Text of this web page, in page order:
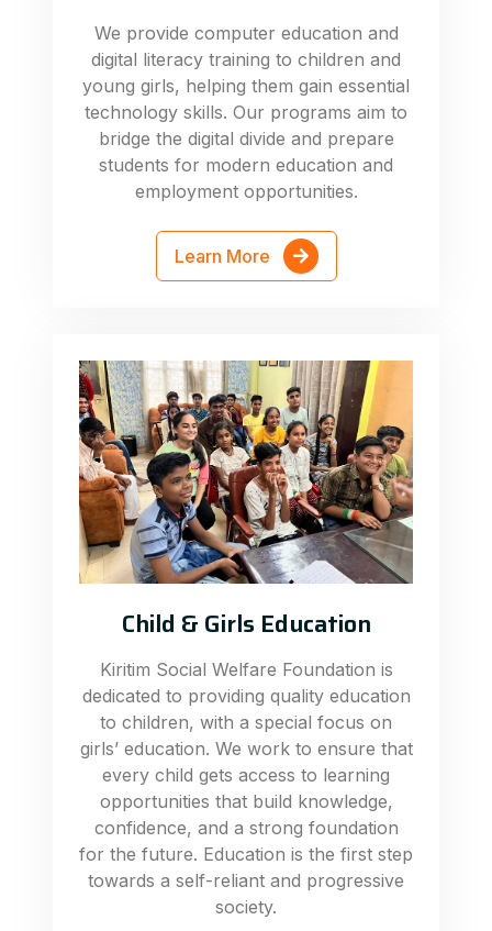
We provide computer education and
digital literacy training to children and
young girls, helping them gain essential
technology skills. Our programs aim to
bridge the digital divide and prepare
students for modern education and
employment opportunities.
Learn More
Child & Girls Education
Kiritim Social Welfare Foundation is
dedicated to providing quality education
to children, with a special focus on
girls’ education. We work to ensure that
every child gets access to learning
opportunities that build knowledge,
confidence, and a strong foundation
for the future. Education is the first step
towards a self-reliant and progressive
society.